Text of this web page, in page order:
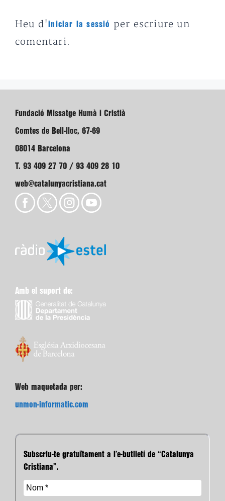
Heu d'iniciar la sessió
per escriure un
comentari.
Fundació Missatge Humà i Cristià
Comtes de Bell-lloc, 67-69
08014 Barcelona
T. 93 409 27 70 / 93 409 28 10
web@catalunyacristiana.cat
Amb el suport de:
Web maquetada per:
unmon-informatic.com
Subscriu-te gratuïtament a l’e-butlletí de “Catalunya
Cristiana”.